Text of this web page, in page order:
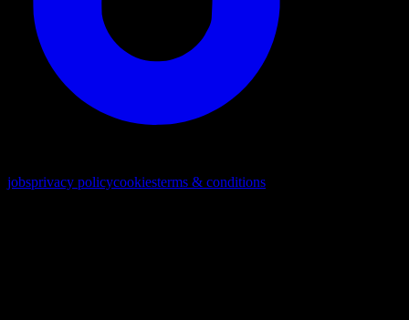
jobsprivacy policycookiesterms & conditions